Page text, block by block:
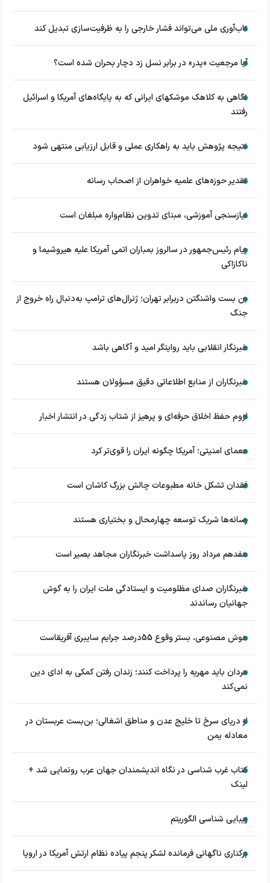
تاب‌آوری ملی می‌تواند فشار خارجی را به ظرفیت‌سازی تبدیل کند
آیا مرجعیت «پدر» در برابر نسل زد دچار بحران شده است؟
نگاهی به کلاهک‎ موشک‎های ایرانی که به پایگاه‌های آمریکا و اسرائیل
رفتند
نتیجه پژوهش باید به راهکاری عملی و قابل ارزیابی منتهی شود
تقدیر حوزه‌های علمیه خواهران از اصحاب رسانه
نیازسنجی آموزشی، مبنای تدوین نظام‌واره مبلغان است
پیام رئیس‌جمهور در سالروز بمباران اتمی آمریکا علیه هیروشیما و
ناکازاکی
بن بست واشنگتن دربرابر تهران؛ ژنرال‌های ترامپ به‌دنبال راه خروج از
جنگ
خبرنگار انقلابی باید روایتگر امید و آگاهی باشد
خبرنگاران از منابع اطلاعاتی دقیق مسؤولان هستند
لزوم حفظ اخلاق حرفه‌ای و پرهیز از شتاب زدگی در انتشار اخبار
معمای امنیتی؛ آمریکا چگونه ایران را قوی‌تر کرد
فقدان تشکل خانه مطبوعات چالش بزرگ کاشان است
رسانه‌ها شریک توسعه چهارمحال و بختیاری هستند
هفدهم مرداد روز پاسداشت خبرنگاران مجاهد بصیر است
خبرنگاران صدای مظلومیت و ایستادگی ملت ایران را به گوش
جهانیان رساندند
هوش مصنوعی، بستر وقوع 55درصد جرایم سایبری آفریقاست
مردان باید مهریه را پرداخت کنند؛ زندان رفتن کمکی به ادای دین
نمی‌کند
از دریای سرخ تا خلیج عدن و مناطق اشغالی؛ بن‌بست عربستان در
معادله یمن
کتاب غرب شناسی در نگاه اندیشمندان جهان عرب رونمایی شد +
لینک
زیبایی شناسی الگوریتم
برکناری ناگهانی فرمانده لشکر پنجم پیاده‌ نظام ارتش آمریکا در اروپا